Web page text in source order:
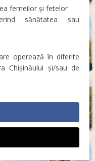
femeilor și fetelor
sănătatea sau
operează în diferite
Chișinăului și/sau de